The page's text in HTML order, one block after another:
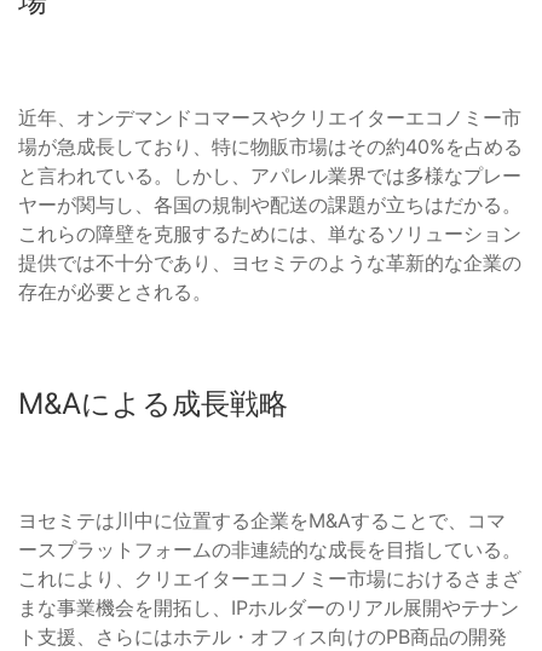
近年、オンデマンドコマースやクリエイターエコノミー市
場が急成長しており、特に物販市場はその約40%を占める
と言われている。しかし、アパレル業界では多様なプレー
ヤーが関与し、各国の規制や配送の課題が立ちはだかる。
これらの障壁を克服するためには、単なるソリューション
提供では不十分であり、ヨセミテのような革新的な企業の
存在が必要とされる。
M&Aによる成長戦略
ヨセミテは川中に位置する企業をM&Aすることで、コマ
ースプラットフォームの非連続的な成長を目指している。
これにより、クリエイターエコノミー市場におけるさまざ
まな事業機会を開拓し、IPホルダーのリアル展開やテナン
ト支援、さらにはホテル・オフィス向けのPB商品の開発